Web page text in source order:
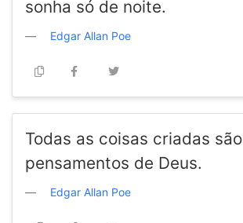
sonha só de noite.
Edgar Allan Poe
Todas as coisas criadas são
pensamentos de Deus.
Edgar Allan Poe